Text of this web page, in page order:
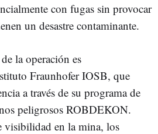
con fugas sin provocar
un desastre contaminante.
la operación es
Fraunhofer IOSB, que
a través de su programa de
peligrosos ROBDEKON.
visibilidad en la mina, los